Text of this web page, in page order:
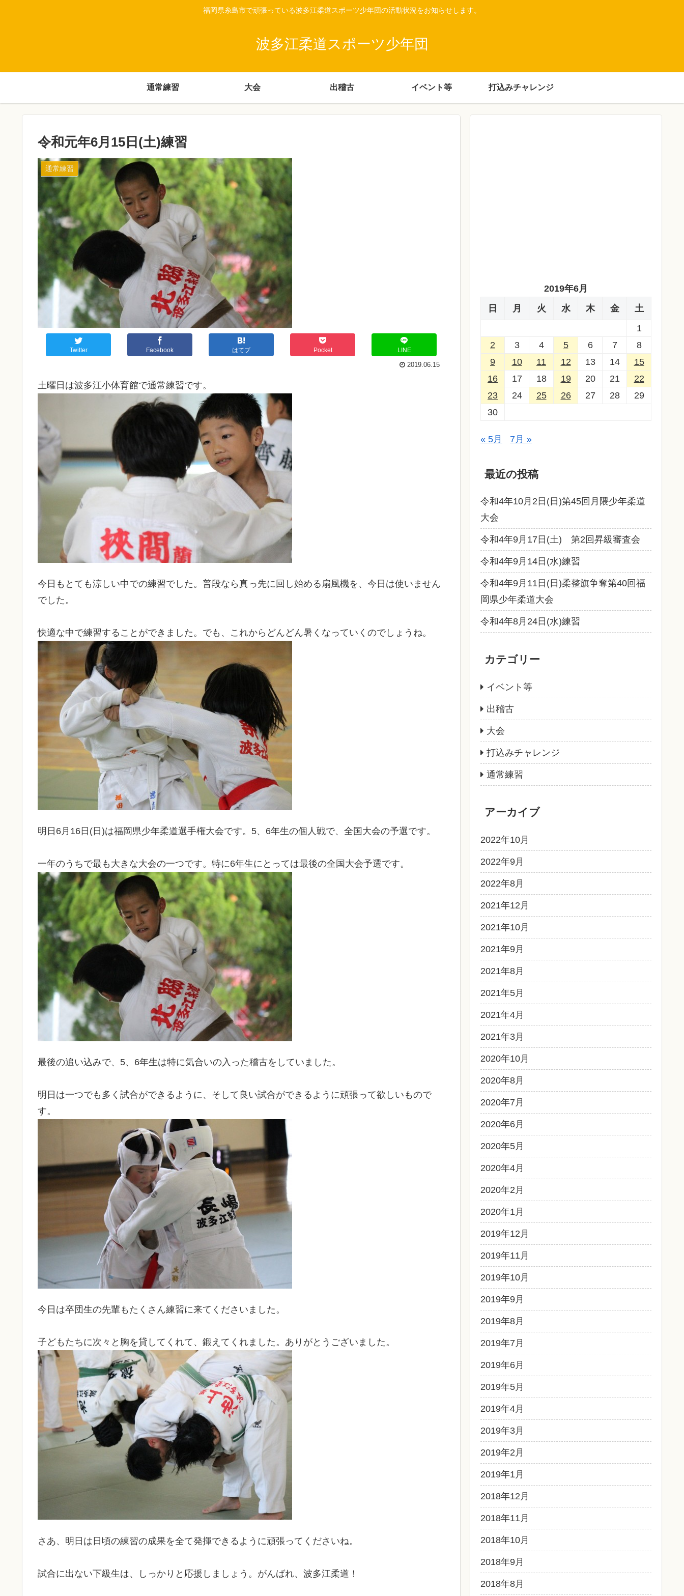
福岡県糸島市で頑張っている波多江柔道スポーツ少年団の活動状況をお知らせします。
波多江柔道スポーツ少年団
通常練習 大会 出稽古 イベント等 打込みチャレンジ
令和元年6月15日(土)練習
通常練習
Twitter Facebook はてブ Pocket LINE
2019.06.15
土曜日は波多江小体育館で通常練習です。
今日もとても涼しい中での練習でした。普段なら真っ先に回し始める扇風機を、今日は使いません
でした。
快適な中で練習することができました。でも、これからどんどん暑くなっていくのでしょうね。
明日6月16日(日)は福岡県少年柔道選手権大会です。5、6年生の個人戦で、全国大会の予選です。
一年のうちで最も大きな大会の一つです。特に6年生にとっては最後の全国大会予選です。
最後の追い込みで、5、6年生は特に気合いの入った稽古をしていました。
明日は一つでも多く試合ができるように、そして良い試合ができるように頑張って欲しいもので
す。
今日は卒団生の先輩もたくさん練習に来てくださいました。
子どもたちに次々と胸を貸してくれて、鍛えてくれました。ありがとうございました。
さあ、明日は日頃の練習の成果を全て発揮できるように頑張ってくださいね。
試合に出ない下級生は、しっかりと応援しましょう。がんばれ、波多江柔道！
2019年6月
日
月 火 水 木 金
土
1
2
3 4 5 6 7
8
9
10 11 12 13 14
15
16
17 18 19 20 21
22
23
24 25 26 27 28
29
30
« 5月 7月 »
最近の投稿
令和4年10月2日(日)第45回月隈少年柔道
大会
令和4年9月17日(土) 第2回昇級審査会
令和4年9月14日(水)練習
令和4年9月11日(日)柔整旗争奪第40回福
岡県少年柔道大会
令和4年8月24日(水)練習
カテゴリー
イベント等
出稽古
大会
打込みチャレンジ
通常練習
アーカイブ
2022年10月
2022年9月
2022年8月
2021年12月
2021年10月
2021年9月
2021年8月
2021年5月
2021年4月
2021年3月
2020年10月
2020年8月
2020年7月
2020年6月
2020年5月
2020年4月
2020年2月
2020年1月
2019年12月
2019年11月
2019年10月
2019年9月
2019年8月
2019年7月
2019年6月
2019年5月
2019年4月
2019年3月
2019年2月
2019年1月
2018年12月
2018年11月
2018年10月
2018年9月
2018年8月